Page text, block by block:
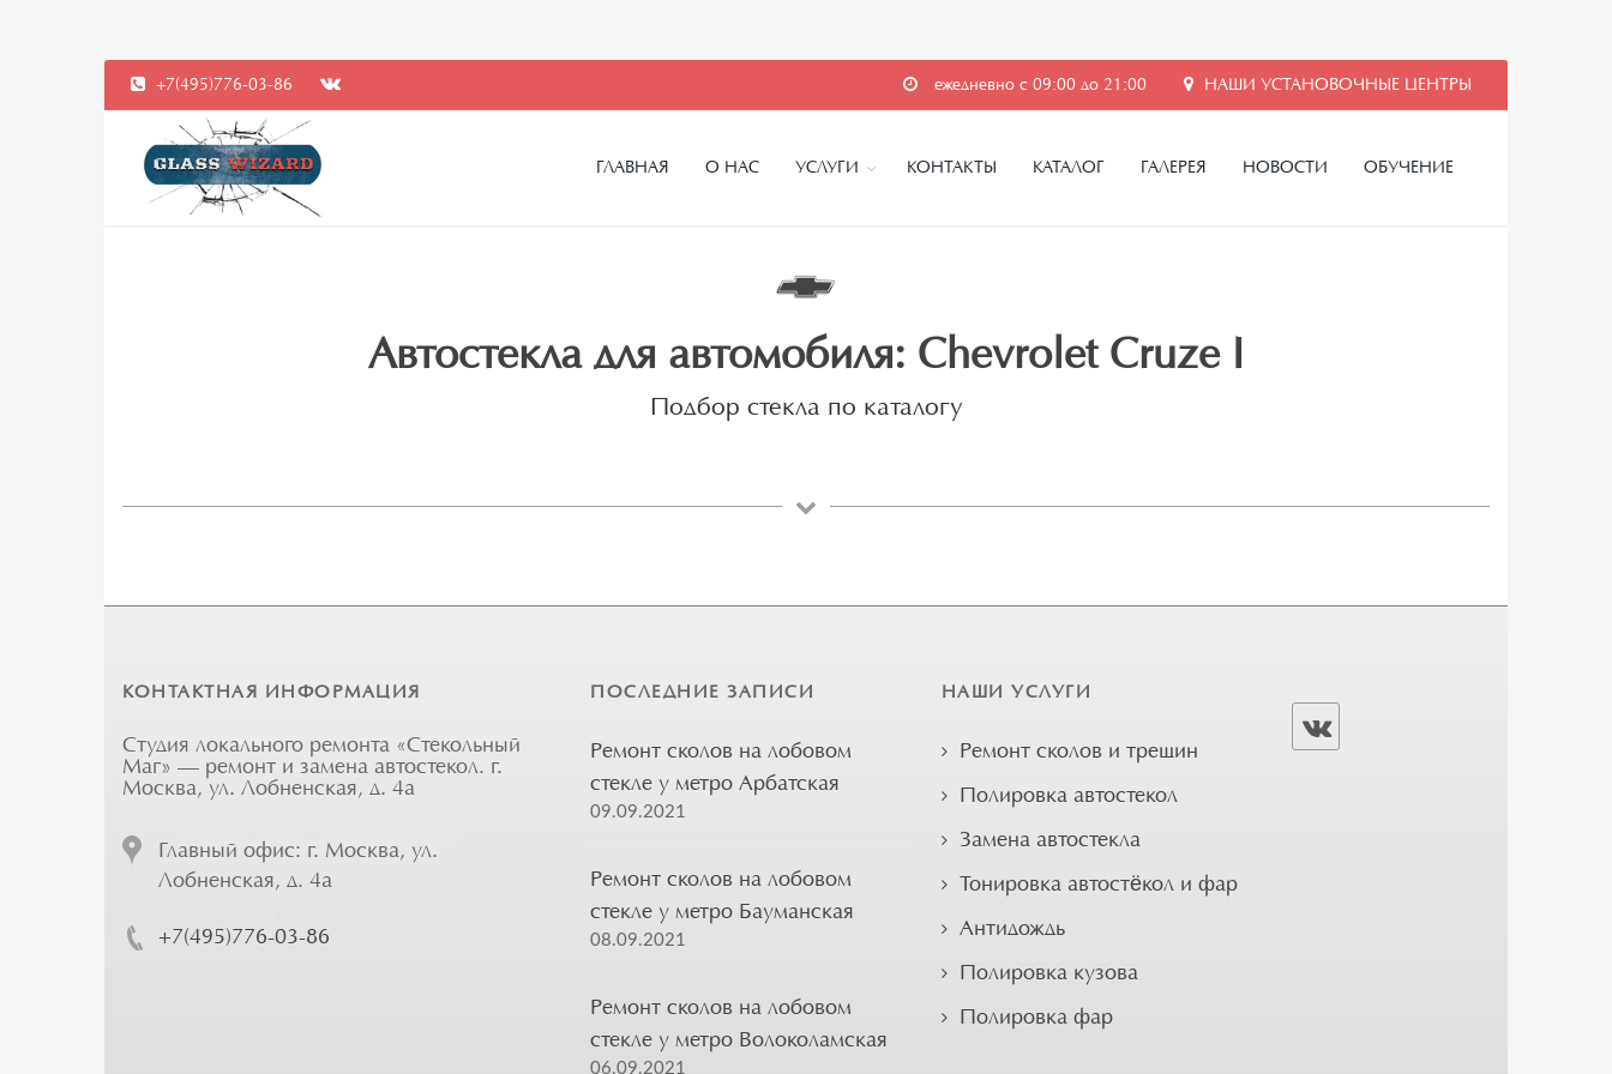
ежедневно с 09:00 до 21:00 НАШИ УСТАНОВОЧНЫЕ ЦЕНТРЫ
+7(495)776-03-86
ГЛАВНАЯ О НАС УСЛУГИ КОНТАКТЫ КАТАЛОГ ГАЛЕРЕЯ НОВОСТИ ОБУЧЕНИЕ
Автостекла для автомобиля: Chevrolet Cruze I
Подбор стекла по каталогу
КОНТАКТНАЯ ИНФОРМАЦИЯ
Студия локального ремонта «Стекольный
Маг» — ремонт и замена автостекол. г.
Москва, ул. Лобненская, д. 4а
Главный офис: г. Москва, ул.
Лобненская, д. 4а
+7(495)776-03-86
ПОСЛЕДНИЕ ЗАПИСИ
Ремонт сколов на лобовом
стекле у метро Арбатская
09.09.2021
Ремонт сколов на лобовом
стекле у метро Бауманская
08.09.2021
Ремонт сколов на лобовом
стекле у метро Волоколамская
06.09.2021
НАШИ УСЛУГИ
Ремонт сколов и трещин
Полировка автостекол
Замена автостекла
Тонировка автостёкол и фар
Антидождь
Полировка кузова
Полировка фар